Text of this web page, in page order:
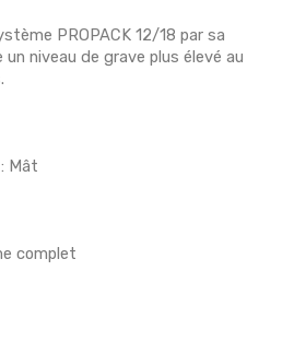
PROPACK 12/18 par sa
niveau de grave plus élevé au
Mât
complet